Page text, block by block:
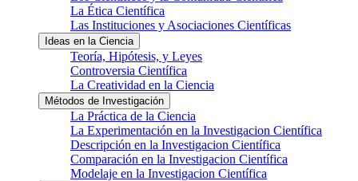
La Ética Científica
Las Instituciones y Asociaciones Científicas
Ideas en la Ciencia
Teoría, Hipótesis, y Leyes
Controversia Científica
La Creatividad en la Ciencia
Métodos de Investigación
La Práctica de la Ciencia
La Experimentación en la Investigacion Científica
Descripción en la Investigacion Científica
Comparación en la Investigacion Científica
Modelaje en la Investigacion Científica